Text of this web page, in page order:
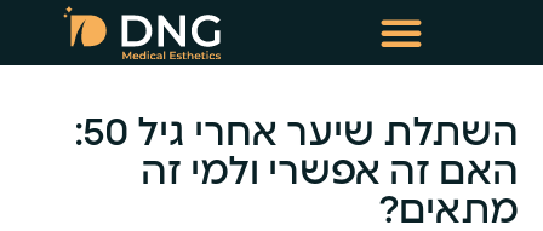
השתלת שיער אחרי גיל 50:
האם זה אפשרי ולמי זה
מתאים?